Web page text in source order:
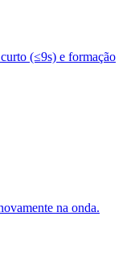
(≤9s) e formação
na onda.